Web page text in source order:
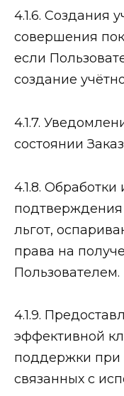
4.1.6. Создания
совершения
если
создание
4.1.7.
состоянии
4.1.8.
льгот,
права на
Пользователем.
4.1.9.
эффективной
поддержки при
связанных с